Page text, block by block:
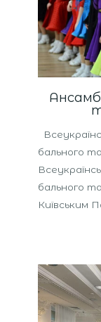
бального
бального
Київським